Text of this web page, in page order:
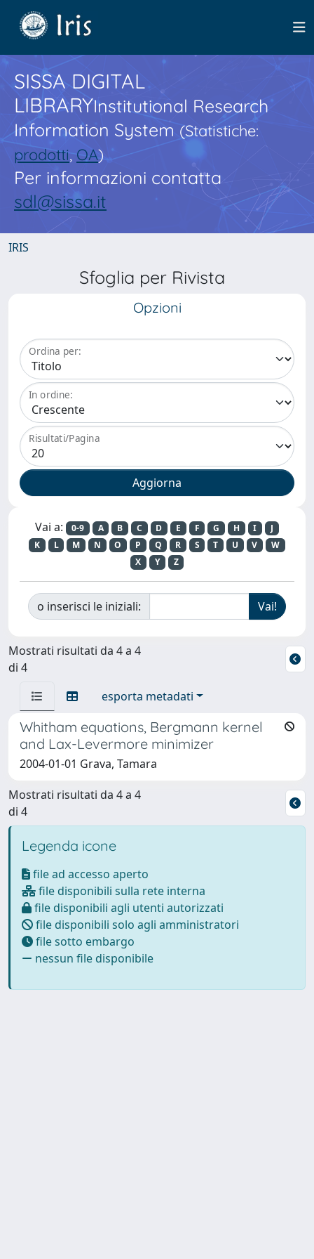
SISSA DIGITAL
LIBRARYInstitutional Research
Information System(Statistiche:
prodotti,OA)
Per informazioni contatta
sdl@sissa.it
IRIS
Sfoglia per Rivista
Opzioni
Ordina per:
In ordine:
Risultati/Pagina
Vai a: 0-9 A B C D E F G H I
J
K
L M N O P Q R S T U V
W
X
Y Z
o inserisci le iniziali:
Mostrati risultati da 4 a 4
di 4
esporta metadati
Whitham equations, Bergmann kernel
and Lax-Levermore minimizer
2004-01-01 Grava, Tamara
Mostrati risultati da 4 a 4
di 4
Legenda icone
file ad accesso aperto
file disponibili sulla rete interna
file disponibili agli utenti autorizzati
file disponibili solo agli amministratori
file sotto embargo
nessun file disponibile